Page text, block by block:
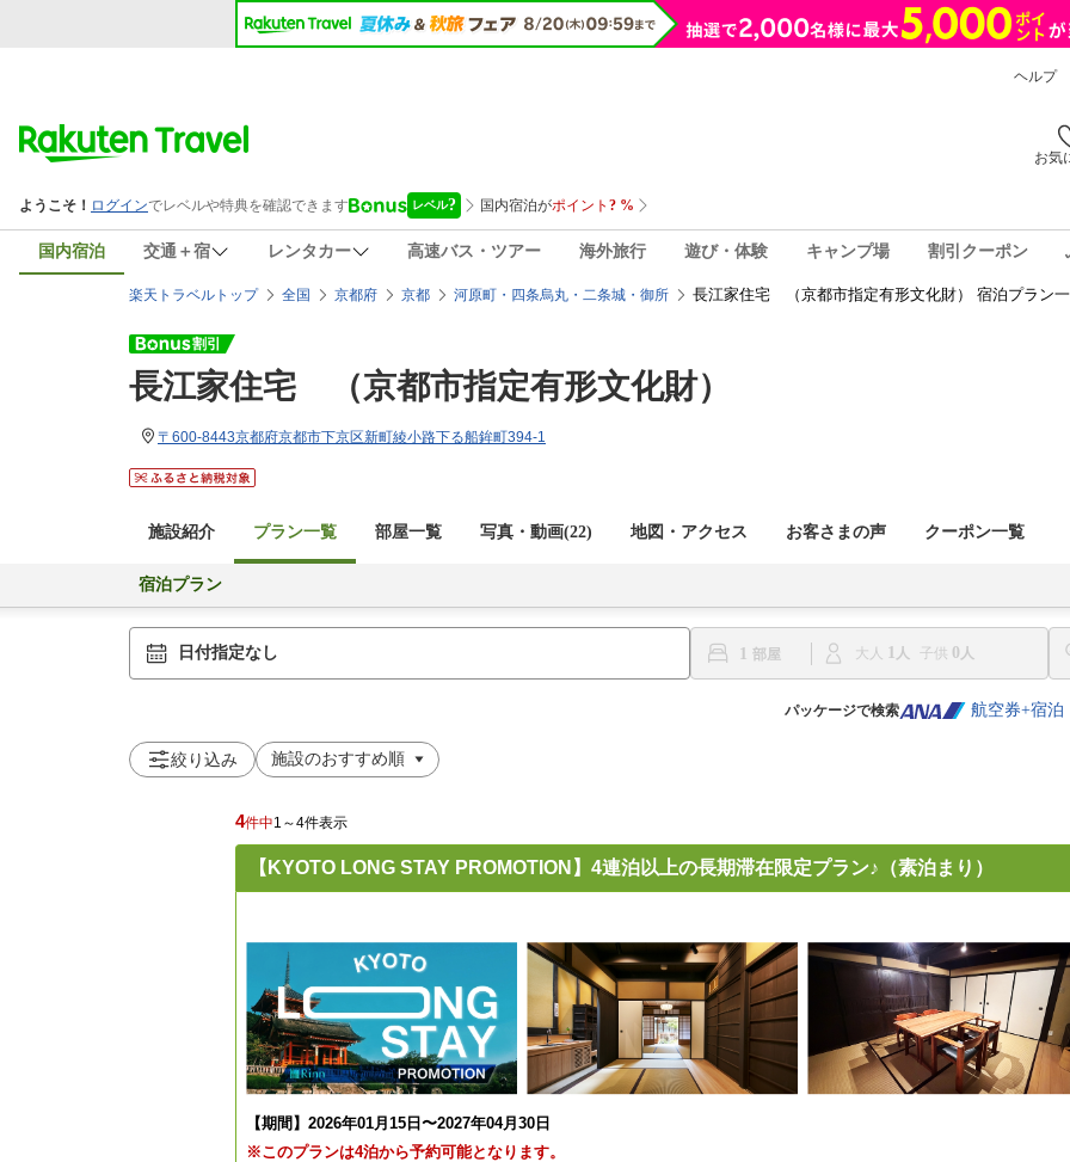
ヘルプ
お気
国内宿泊 交通＋宿 レンタカー 高速バス・ツアー 海外旅行 遊び・体験 キャンプ場 割引クーポン
楽天トラベルトップ 全国 京都府 京都 河原町・四条烏丸・二条城・御所 長江家住宅 （京都市指定有形文化財） 宿泊プラン
長江家住宅 （京都市指定有形文化財）
〒600-8443京都府京都市下京区新町綾小路下る船鉾町394-1
施設紹介 プラン一覧 部屋一覧 写真・動画(22) 地図・アクセス お客さまの声 クーポン一覧
宿泊プラン
日付指定なし 1 大人 1 子供 0
パッケージで検索 航空券+宿泊
絞り込み
4件中1～4件表示
【KYOTO LONG STAY PROMOTION】4連泊以上の長期滞在限定プラン♪（素泊まり）
【期間】2026年01月15日〜2027年04月30日
※このプランは4泊から予約可能となります。